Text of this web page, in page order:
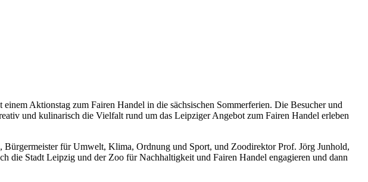
Aktionstag zum Fairen Handel in die sächsischen Sommerferien. Die Besucher und
und kulinarisch die Vielfalt rund um das Leipziger Angebot zum Fairen Handel erleben
für Umwelt, Klima, Ordnung und Sport, und Zoodirektor Prof. Jörg Junhold,
Stadt Leipzig und der Zoo für Nachhaltigkeit und Fairen Handel engagieren und dann